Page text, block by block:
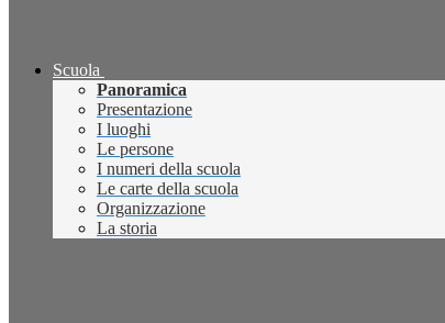
Scuola
Panoramica
Presentazione
I luoghi
Le persone
I numeri della scuola
Le carte della scuola
Organizzazione
La storia